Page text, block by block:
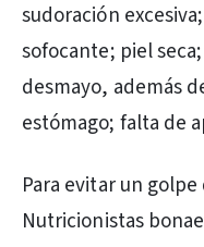
sudoración
sofocante; piel
desmayo, además
estómago; falta de
Para evitar un
Nutricionistas